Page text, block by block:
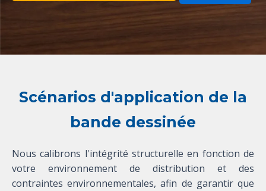
Scénarios d'application de la
bande dessinée
Nous calibrons l'intégrité structurelle en fonction de
votre environnement de distribution et des
contraintes environnementales, afin de garantir que